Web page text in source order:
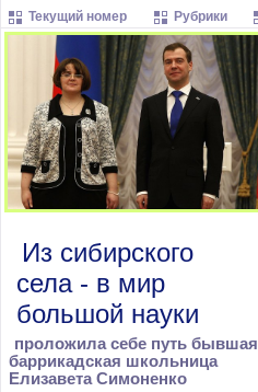
Текущий номер Рубрики
Из сибирского
села - в мир
большой науки
проложила себе путь бывшая
баррикадская школьница
Елизавета Симоненко